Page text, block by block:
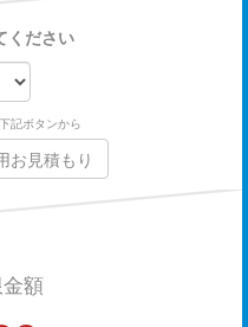
ください
記ボタンから
お見積もり
額